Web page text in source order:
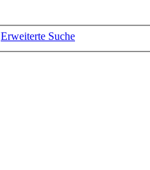
Erweiterte Suche